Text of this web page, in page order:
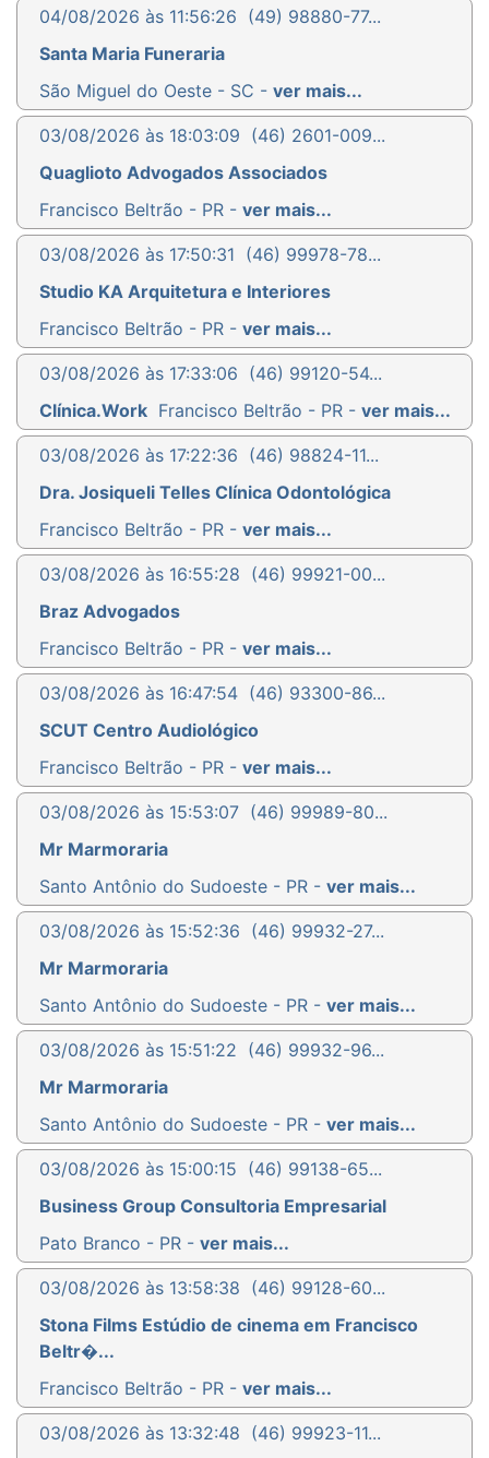
04/08/2026 às 11:56:26 (49) 98880-77...
Santa Maria Funeraria
São Miguel do Oeste - SC - ver mais...
03/08/2026 às 18:03:09 (46) 2601-009...
Quaglioto Advogados Associados
Francisco Beltrão - PR - ver mais...
03/08/2026 às 17:50:31 (46) 99978-78...
Studio KA Arquitetura e Interiores
Francisco Beltrão - PR - ver mais...
03/08/2026 às 17:33:06 (46) 99120-54...
Clínica.Work Francisco Beltrão - PR - ver mais...
03/08/2026 às 17:22:36 (46) 98824-11...
Dra. Josiqueli Telles Clínica Odontológica
Francisco Beltrão - PR - ver mais...
03/08/2026 às 16:55:28 (46) 99921-00...
Braz Advogados
Francisco Beltrão - PR - ver mais...
03/08/2026 às 16:47:54 (46) 93300-86...
SCUT Centro Audiológico
Francisco Beltrão - PR - ver mais...
03/08/2026 às 15:53:07 (46) 99989-80...
Mr Marmoraria
Santo Antônio do Sudoeste - PR - ver mais...
03/08/2026 às 15:52:36 (46) 99932-27...
Mr Marmoraria
Santo Antônio do Sudoeste - PR - ver mais...
03/08/2026 às 15:51:22 (46) 99932-96...
Mr Marmoraria
Santo Antônio do Sudoeste - PR - ver mais...
03/08/2026 às 15:00:15 (46) 99138-65...
Business Group Consultoria Empresarial
Pato Branco - PR - ver mais...
03/08/2026 às 13:58:38 (46) 99128-60...
Stona Films Estúdio de cinema em Francisco
Beltr�...
Francisco Beltrão - PR - ver mais...
03/08/2026 às 13:32:48 (46) 99923-11...